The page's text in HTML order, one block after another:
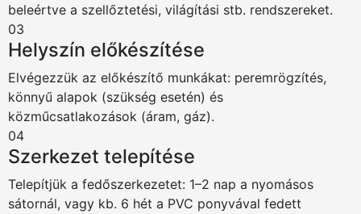
beleértve a szellőztetési, világítási stb. rendszereket.
03
Helyszín előkészítése
Elvégezzük az előkészítő munkákat: peremrögzítés,
könnyű alapok (szükség esetén) és
közműcsatlakozások (áram, gáz).
04
Szerkezet telepítése
Telepítjük a fedőszerkezetet: 1–2 nap a nyomásos
sátornál, vagy kb. 6 hét a PVC ponyvával fedett